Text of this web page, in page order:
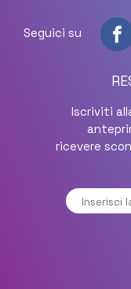
Seguici su
Iscriviti
ricevere